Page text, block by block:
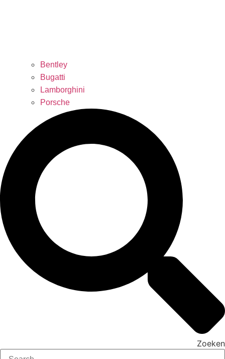
Bentley
Bugatti
Lamborghini
Porsche
Zoeken